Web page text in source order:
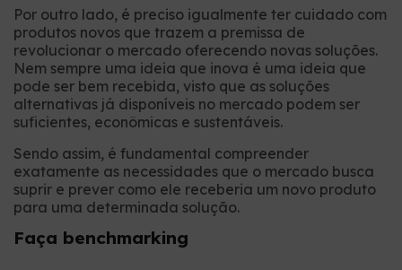
Por outro lado, é preciso igualmente ter cuidado com
produtos novos que trazem a premissa de
revolucionar o mercado oferecendo novas soluções.
Nem sempre uma ideia que inova é uma ideia que
pode ser bem recebida, visto que as soluções
alternativas já disponíveis no mercado podem ser
suficientes, econômicas e sustentáveis.
Sendo assim, é fundamental compreender
exatamente as necessidades que o mercado busca
suprir e prever como ele receberia um novo produto
para uma determinada solução.
Faça benchmarking